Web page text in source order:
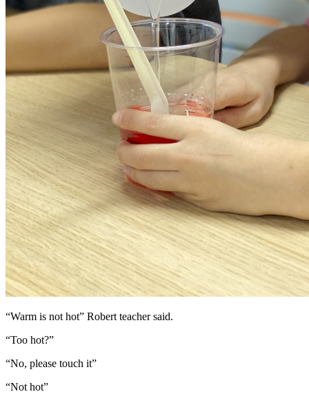
“Warm is not hot” Robert teacher said.
“Too hot?”
“No, please touch it”
“Not hot”